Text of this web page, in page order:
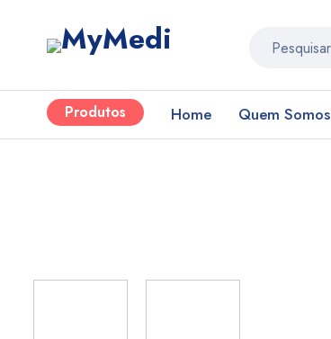
Produtos Home Quem Somos